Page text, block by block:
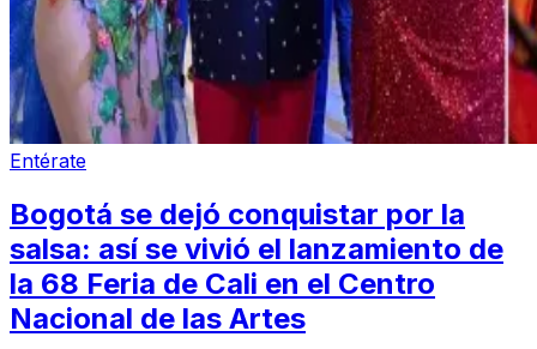
Entérate
Bogotá se dejó conquistar por la
salsa: así se vivió el lanzamiento de
la 68 Feria de Cali en el Centro
Nacional de las Artes